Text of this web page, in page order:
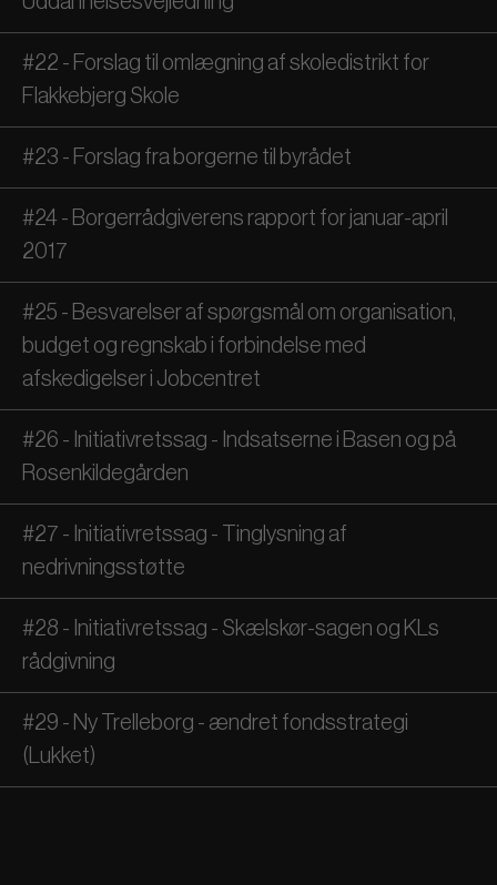
#22 - Forslag til omlægning af skoledistrikt for
Flakkebjerg Skole
#23 - Forslag fra borgerne til byrådet
#24 - Borgerrådgiverens rapport for januar-april
2017
#25 - Besvarelser af spørgsmål om organisation,
budget og regnskab i forbindelse med
afskedigelser i Jobcentret
#26 - Initiativretssag - Indsatserne i Basen og på
Rosenkildegården
#27 - Initiativretssag - Tinglysning af
nedrivningsstøtte
#28 - Initiativretssag - Skælskør-sagen og KLs
rådgivning
#29 - Ny Trelleborg - ændret fondsstrategi
(Lukket)